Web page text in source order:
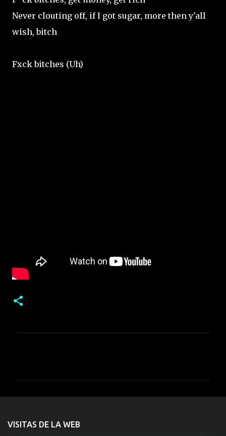
Never clouting off, if I got sugar, more then y'all
wish, bitch
Fxck bitches (Uh)
t
VISITAS DE LA WEB